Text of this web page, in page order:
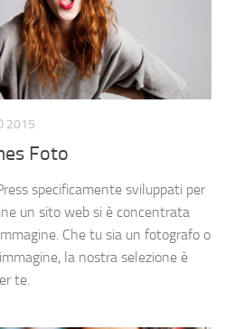
2015
Foto
specificamente sviluppati per
un sito web si è concentrata
Che tu sia un fotografo o
la nostra selezione è
te.